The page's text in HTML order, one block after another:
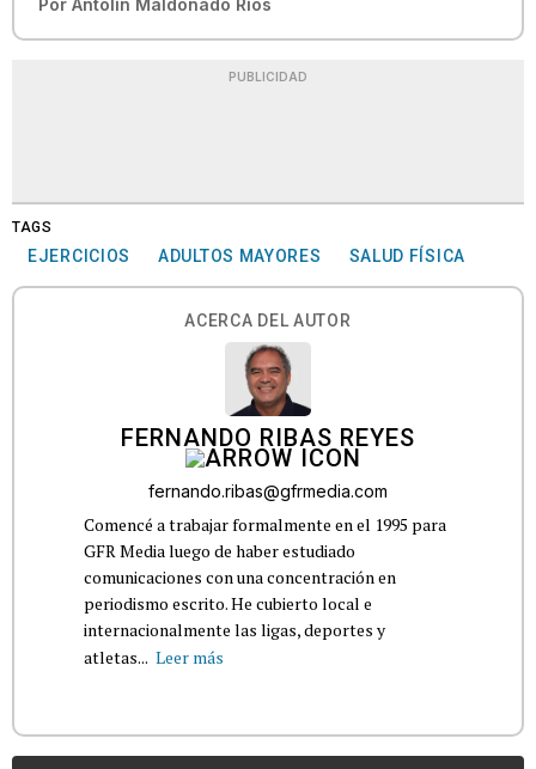
PUBLICIDAD
TAGS
EJERCICIOS ADULTOS MAYORES SALUD FÍSICA
ACERCA DEL AUTOR
FERNANDO RIBAS REYES
fernando.ribas@gfrmedia.com
Comencé a trabajar formalmente en el 1995 para
GFR Media luego de haber estudiado
comunicaciones con una concentración en
periodismo escrito. He cubierto local e
internacionalmente las ligas, deportes y
atletas... Leer más